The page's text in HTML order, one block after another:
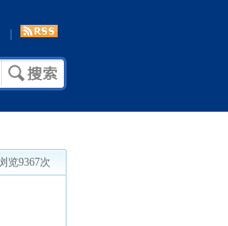
览9367次